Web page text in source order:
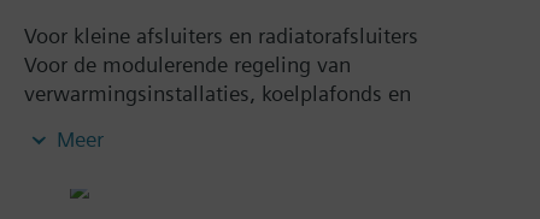
Voor kleine afsluiters en radiatorafsluiters
Voor de modulerende regeling van
verwarmingsinstallaties, koelplafonds en
standaanwijzing en aansluitkabel.
Meer